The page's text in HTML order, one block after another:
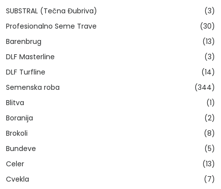
SUBSTRAL (Tečna Đubriva)
(3)
Profesionalno Seme Trave
(30)
Barenbrug
(13)
DLF Masterline
(3)
DLF Turfline
(14)
Semenska roba
(344)
Blitva
(1)
Boranija
(2)
Brokoli
(8)
Bundeve
(5)
Celer
(13)
Cvekla
(7)